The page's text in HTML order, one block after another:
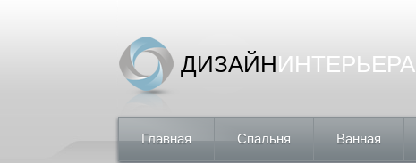
ДИЗАЙНИНТЕРЬЕРА
Главная Спальня Ванная